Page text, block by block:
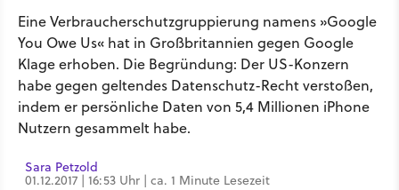
Eine Verbraucherschutzgruppierung namens »Google
You Owe Us« hat in Großbritannien gegen Google
Klage erhoben. Die Begründung: Der US-Konzern
habe gegen geltendes Datenschutz-Recht verstoßen,
indem er persönliche Daten von 5,4 Millionen iPhone
Nutzern gesammelt habe.
Sara Petzold
01.12.2017 | 16:53 Uhr | ca. 1 Minute Lesezeit